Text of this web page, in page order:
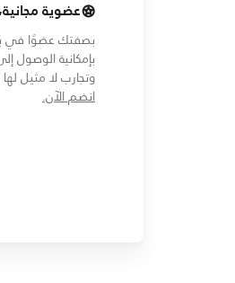
عضوية
بإمكانية الوصول
وتجارب لا مثيل
انضم الآن.